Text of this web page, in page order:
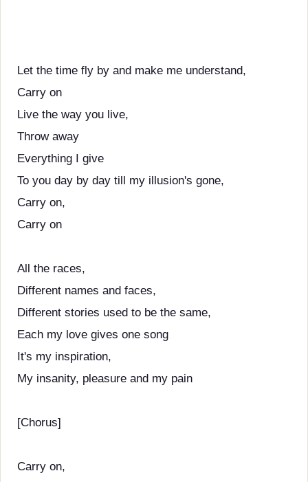
Let the time fly by and make me understand,
Carry on
Live the way you live,
Throw away
Everything I give
To you day by day till my illusion's gone,
Carry on,
Carry on
All the races,
Different names and faces,
Different stories used to be the same,
Each my love gives one song
It's my inspiration,
My insanity, pleasure and my pain
[Chorus]
Carry on,